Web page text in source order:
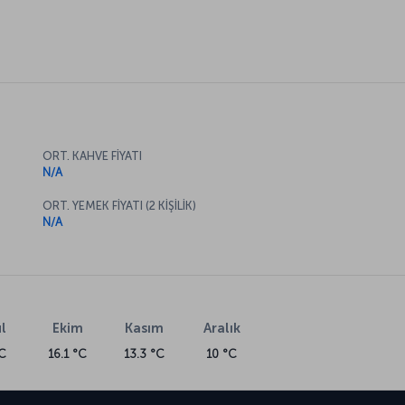
ORT. KAHVE FİYATI
N/A
ORT. YEMEK FİYATI (2 KİŞİLİK)
N/A
Ekim
16.1 °C
Kasım
13.3 °C
Aralık
10 °C